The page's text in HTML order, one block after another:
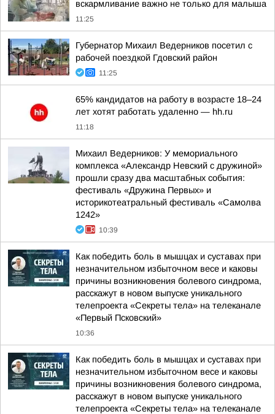
вскармливание важно не только для малыша
11:25
Губернатор Михаил Ведерников посетил с
рабочей поездкой Гдовский район
11:25
65% кандидатов на работу в возрасте 18–24
лет хотят работать удаленно — hh.ru
11:18
Михаил Ведерников: У мемориального
комплекса «Александр Невский с дружиной»
прошли сразу два масштабных события:
фестиваль «Дружина Первых» и
историкотеатральный фестиваль «Самолва
1242»
10:39
Как победить боль в мышцах и суставах при
незначительном избыточном весе и каковы
причины возникновения болевого синдрома,
расскажут в новом выпуске уникального
телепроекта «Секреты тела» на телеканале
«Первый Псковский»
10:36
Как победить боль в мышцах и суставах при
незначительном избыточном весе и каковы
причины возникновения болевого синдрома,
расскажут в новом выпуске уникального
телепроекта «Секреты тела» на телеканале